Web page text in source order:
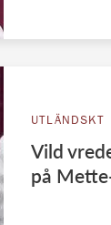
UTLÄNDSKT
Vild
på